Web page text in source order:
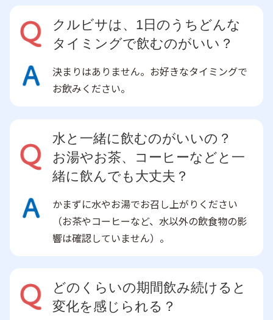
クルビサは、1日のうちどんな
タイミングで飲むのがいい？
決まりはありません。お好きなタイミングで
お飲みください。
水と一緒に飲むのがいいの？
お湯やお茶、コーヒーなどと一
緒に飲んでも大丈夫？
かまずに水やお湯でお召し上がりください
（お茶やコーヒーなど、水以外の飲食物の影
響は確認していません）。
どのくらいの期間飲み続けると
変化を感じられる？